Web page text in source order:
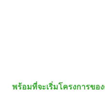
พร้อมที่จะเริ่มโครงการขอ